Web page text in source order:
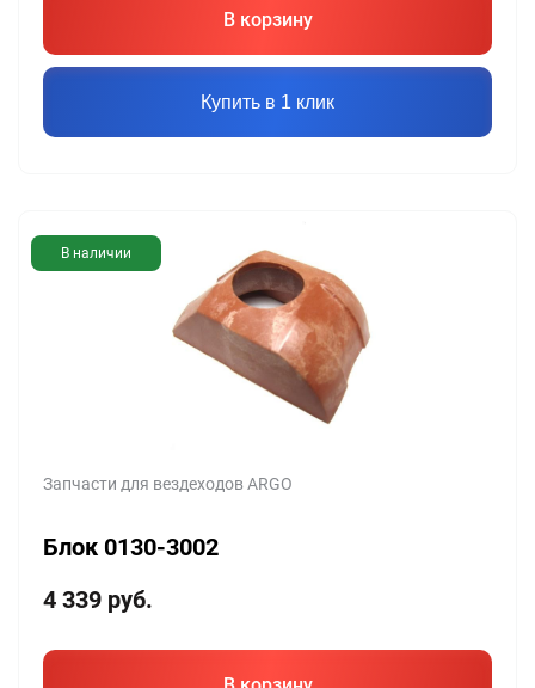
В корзину
Купить в 1 клик
В наличии
Запчасти для вездеходов ARGO
Блок 0130-3002
4 339 руб.